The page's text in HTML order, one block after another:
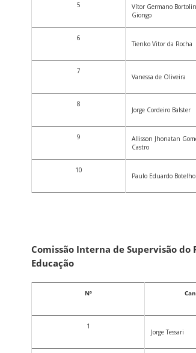
5
Vítor Germano
Giongo
6
Tienko Vitor da Rocha
7
Vanessa de Oliveira
8
Jorge Cordeiro Balster
9
Allisson Jhonatan
Castro
10
Paulo Eduardo Botelho
Comissão Interna de Supervisão
Educação
Nº
1
Jorge Tessari